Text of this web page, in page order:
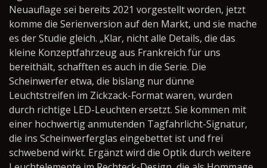
Neuauflage sei bereits 2021 vorgestellt worden, jetzt
komme die Serienversion auf den Markt, und sie mache
es der Studie gleich. „Klar, nicht alle Details, die das
kleine Konzeptfahrzeug aus Frankreich für uns
bereithält, schafften es auch in die Serie. Die
Scheinwerfer etwa, die bislang nur dünne
Leuchtstreifen im Zickzack-Format waren, wurden
durch richtige LED-Leuchten ersetzt. Sie kommen mit
einer hochwertig anmutenden Tagfahrlicht-Signatur,
die ins Scheinwerferglas eingebettet ist und frei
schwebend wirkt. Ergänzt wird die Optik durch weitere